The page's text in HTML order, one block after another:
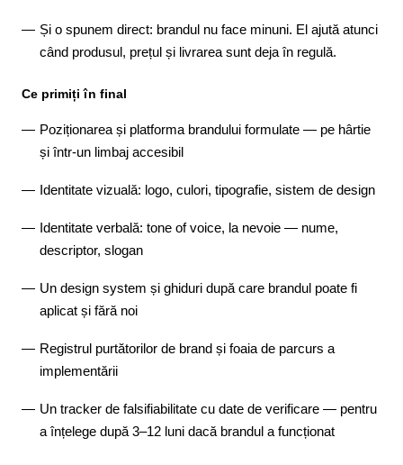
Și o spunem direct: brandul nu face minuni. El ajută atunci
când produsul, prețul și livrarea sunt deja în regulă.
Ce primiți în final
Poziționarea și platforma brandului formulate — pe hârtie
și într-un limbaj accesibil
Identitate vizuală: logo, culori, tipografie, sistem de design
Identitate verbală: tone of voice, la nevoie — nume,
descriptor, slogan
Un design system și ghiduri după care brandul poate fi
aplicat și fără noi
Registrul purtătorilor de brand și foaia de parcurs a
implementării
Un tracker de falsifiabilitate cu date de verificare — pentru
a înțelege după 3–12 luni dacă brandul a funcționat